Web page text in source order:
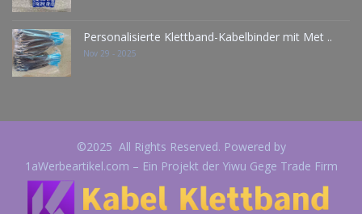
Personalisierte Klettband-Kabelbinder mit Met ..
Nov 29 - 2025
©2025 All Rights Reserved. Powered by
1aWerbeartikel.com – Ein Projekt der Yiwu Gege Trade Firm